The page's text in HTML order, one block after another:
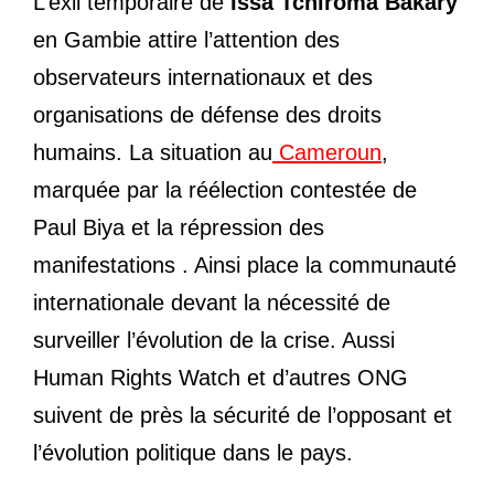
en Gambie attire l’attention des
observateurs internationaux et des
organisations de défense des droits
humains. La situation au Cameroun,
marquée par la réélection contestée de
Paul Biya et la répression des
manifestations . Ainsi place la communauté
internationale devant la nécessité de
surveiller l’évolution de la crise. Aussi
Human Rights Watch et d’autres ONG
suivent de près la sécurité de l’opposant et
l’évolution politique dans le pays.